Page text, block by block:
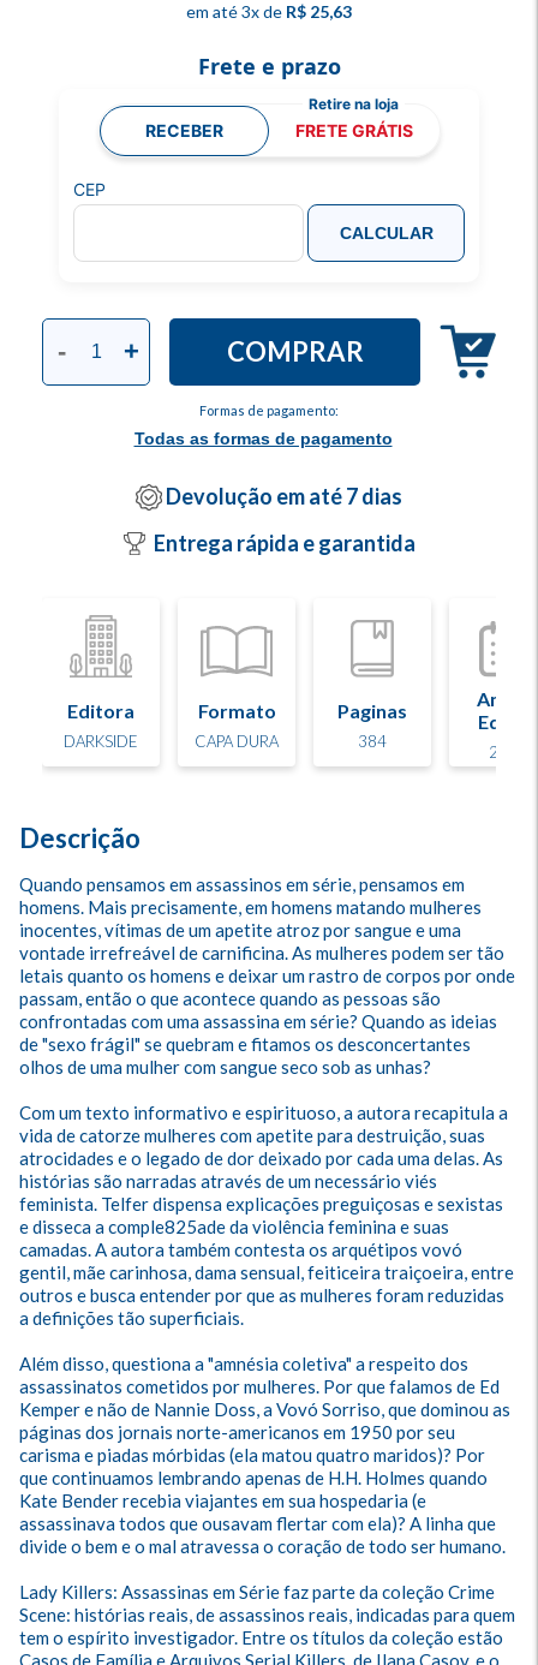
3x R$ 25,63
Formas de pagamento:
Todas as formas de pagamento
- + COMPRAR
Frete e prazo
RECEBER FRETE GRÁTIS
CEP
CALCULAR
Devolução em até 7 dias
Entrega rápida e garantida
Editora
DARKSIDE
Formato
CAPA DURA
Paginas
384
Ano de
Edição
2018
Descrição
Quando pensamos em assassinos em série, pensamos em
homens. Mais precisamente, em homens matando mulheres
inocentes, vítimas de um apetite atroz por sangue e uma
vontade irrefreável de carnificina. As mulheres podem ser tão
letais quanto os homens e deixar um rastro de corpos por onde
passam, então o que acontece quando as pessoas são
confrontadas com uma assassina em série? Quando as ideias
de "sexo frágil" se quebram e fitamos os desconcertantes
olhos de uma mulher com sangue seco sob as unhas?
Com um texto informativo e espirituoso, a autora recapitula a
vida de catorze mulheres com apetite para destruição, suas
atrocidades e o legado de dor deixado por cada uma delas. As
histórias são narradas através de um necessário viés
feminista. Telfer dispensa explicações preguiçosas e sexistas
e disseca a comple825ade da violência feminina e suas
camadas. A autora também contesta os arquétipos vovó
gentil, mãe carinhosa, dama sensual, feiticeira traiçoeira, entre
outros e busca entender por que as mulheres foram reduzidas
a definições tão superficiais.
Além disso, questiona a "amnésia coletiva" a respeito dos
assassinatos cometidos por mulheres. Por que falamos de Ed
Kemper e não de Nannie Doss, a Vovó Sorriso, que dominou as
páginas dos jornais norte-americanos em 1950 por seu
carisma e piadas mórbidas (ela matou quatro maridos)? Por
que continuamos lembrando apenas de H.H. Holmes quando
Kate Bender recebia viajantes em sua hospedaria (e
assassinava todos que ousavam flertar com ela)? A linha que
divide o bem e o mal atravessa o coração de todo ser humano.
Lady Killers: Assassinas em Série faz parte da coleção Crime
Scene: histórias reais, de assassinos reais, indicadas para quem
tem o espírito investigador. Entre os títulos da coleção estão
Casos de Família e Arquivos Serial Killers, de Ilana Casoy, e o